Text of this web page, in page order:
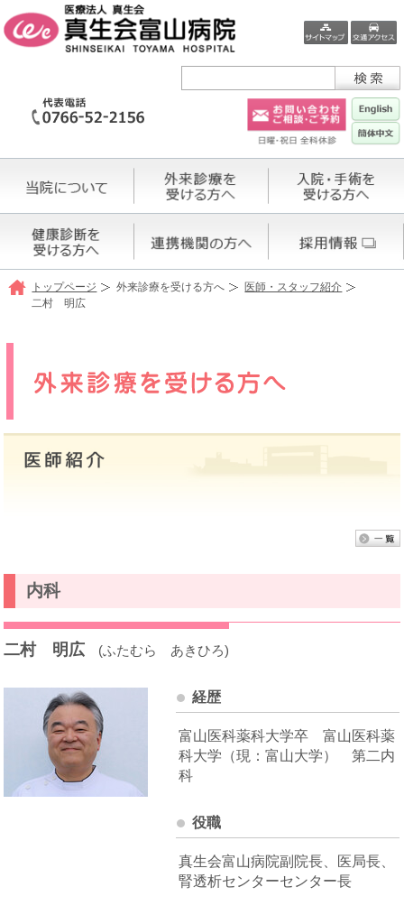
トップページ 外来診療を受ける方へ
医師・スタッフ紹介
二村 明広
内科
二村 明広 (ふたむら あきひろ)
経歴
富山医科薬科大学卒 富山医科薬
科大学（現：富山大学） 第二内
科
役職
真生会富山病院副院長、医局長、
腎透析センターセンター長